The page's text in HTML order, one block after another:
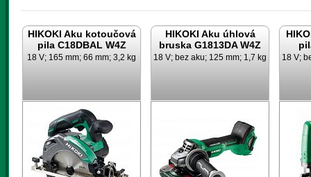
HIKOKI Aku kotoučová
pila C18DBAL W4Z
18 V; 165 mm; 66 mm; 3,2 kg
HIKOKI Aku úhlová
bruska G1813DA W4Z
18 V; bez aku; 125 mm; 1,7 kg 18 V;